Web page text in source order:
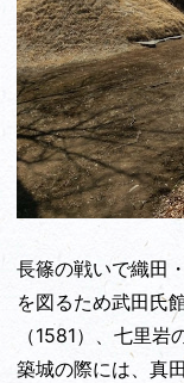
長篠の戦いで織田
を図るため武田氏
（1581）、七里岩
築城の際には、真